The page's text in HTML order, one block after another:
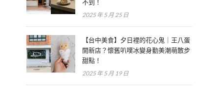
不到！
2025 年 5 月 25 日
【台中美食】夕日裡的花心鬼｜王八蛋
開新店？懷舊叭噗冰變身勤美潮萌散步
甜點！
2025 年 5 月 19 日